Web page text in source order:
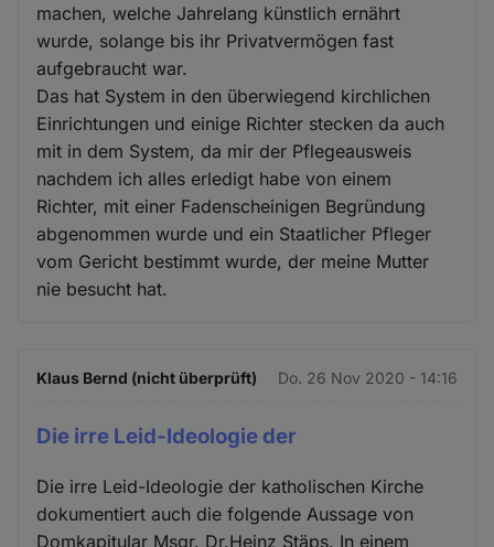
machen, welche Jahrelang künstlich ernährt
wurde, solange bis ihr Privatvermögen fast
aufgebraucht war.
Das hat System in den überwiegend kirchlichen
Einrichtungen und einige Richter stecken da auch
mit in dem System, da mir der Pflegeausweis
nachdem ich alles erledigt habe von einem
Richter, mit einer Fadenscheinigen Begründung
abgenommen wurde und ein Staatlicher Pfleger
vom Gericht bestimmt wurde, der meine Mutter
nie besucht hat.
Klaus Bernd (nicht überprüft) Do. 26 Nov 2020 - 14:16
Die irre Leid-Ideologie der
Die irre Leid-Ideologie der katholischen Kirche
dokumentiert auch die folgende Aussage von
Domkapitular Msgr. Dr.Heinz Stäps. In einem